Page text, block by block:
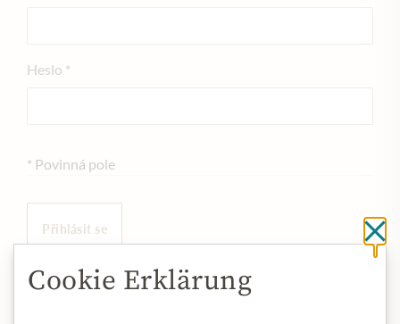
Heslo
Povinná pole
Přihlásit se
Zapomněli jste heslo?
Tento formulář je chráněn reCAPTCHA.
Cookie Erklärung